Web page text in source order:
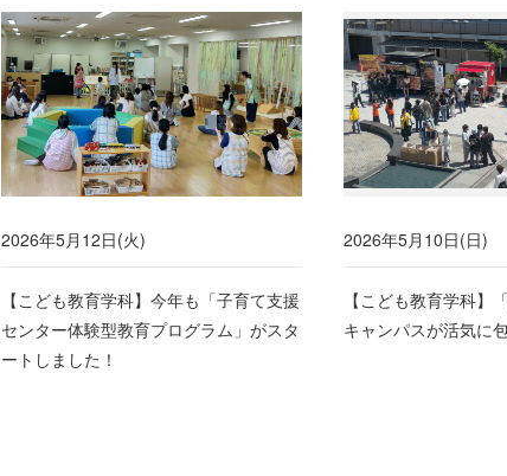
2026年5月12日(火)
【こども教育学科】今年も「子育て支援
センター体験型教育プログラム」がスタ
ートしました！
2026年5月10日(日)
【こども教育学科】
キャンパスが活気に